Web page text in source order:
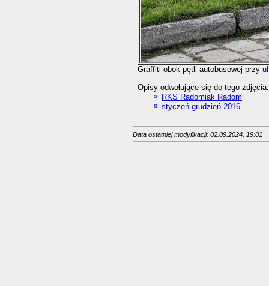
Graffiti obok pętli autobusowej przy
Opisy odwołujące się do tego zdjęcia:
RKS Radomiak Radom
styczeń-grudzień 2016
Data ostatniej modyfikacji: 02.09.2024, 19:01